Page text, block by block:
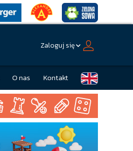
Zaloguj się
O nas Kontakt